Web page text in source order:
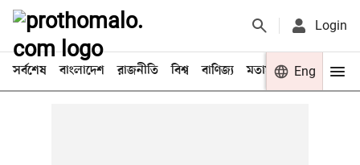
Login
সর্বশেষ বাংলাদেশ রাজনীতি বিশ্ব বাণিজ্য মতামত খেলা
Eng